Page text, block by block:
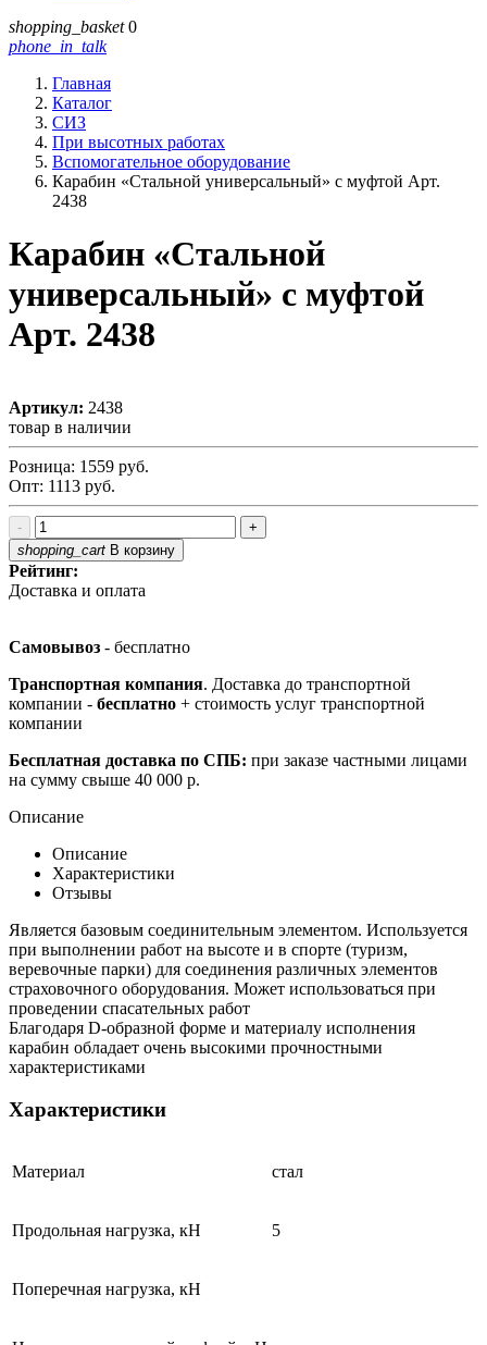
shopping_basket 0
phone_in_talk
Главная
Каталог
СИЗ
При высотных работах
Вспомогательное оборудование
Карабин «Стальной универсальный» с муфтой Арт.
2438
Карабин «Стальной
универсальный» с муфтой
Арт. 2438
Артикул: 2438
товар в наличии
Розница: 1559 руб.
Опт: 1113 руб.
-
+
shopping_cart В корзину
Рейтинг:
Доставка и оплата
Самовывоз - бесплатно
Транспортная компания. Доставка до транспортной
компании - бесплатно + стоимость услуг транспортной
компании
Бесплатная доставка по СПБ: при заказе частными лицами
на сумму свыше 40 000 р.
Описание
Описание
Характеристики
Отзывы
Является базовым соединительным элементом. Используется
при выполнении работ на высоте и в спорте (туризм,
веревочные парки) для соединения различных элементов
страховочного оборудования. Может использоваться при
проведении спасательных работ
Благодаря D-образной форме и материалу исполнения
карабин обладает очень высокими прочностными
характеристиками
Характеристики
Материал стал
Продольная нагрузка, кН 5
Поперечная нагрузка, кН